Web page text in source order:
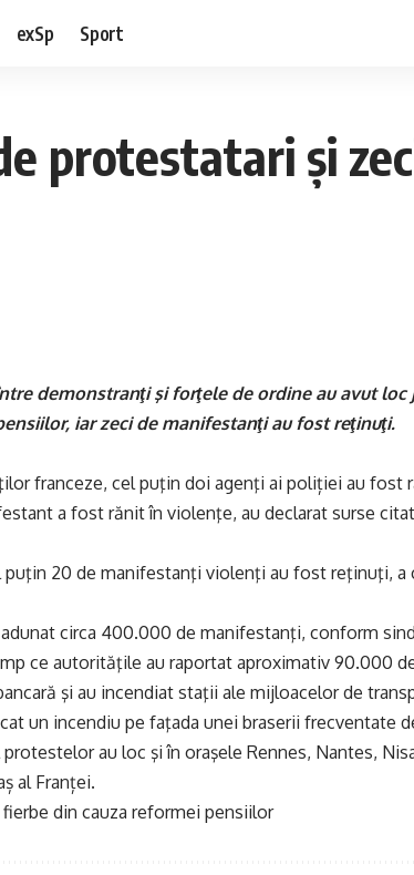
exSp Sport
protestatari și
demonstranţi şi forţele de ordine au avut
iar zeci de manifestanţi au fost reţinuţi.
franceze, cel puţin doi agenţi ai poliției au fost
a fost rănit în violenţe, au declarat surse
puţin 20 de manifestanţi violenţi au fost reţinuţi,
adunat circa 400.000 de manifestanţi, conform
ce autorităţile au raportat aproximativ 90.000
şi au incendiat staţii ale mijloacelor de
un incendiu pe faţada unei braserii frecventate
au loc şi în oraşele Rennes, Nantes,
al Franței.
fierbe din cauza reformei pensiilor